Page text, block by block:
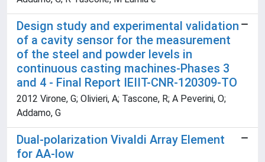
Design study and experimental validation
of a cavity sensor for the measurement
of the steel and powder levels in
continuous casting machines-Phases 3
and 4 - Final Report IEIIT-CNR-120309-TO
2012 Virone, G; Olivieri, A; Tascone, R; A Peverini, O;
Addamo, G
Dual-polarization Vivaldi Array Element
for AA-low